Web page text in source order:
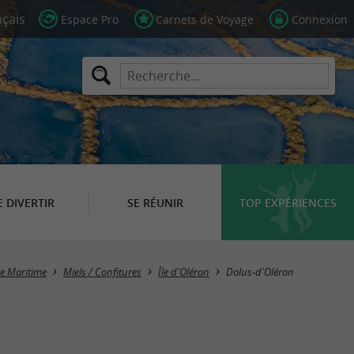
Espace Pro Carnets de Voyage Connexion
DIVERTIR SE RÉUNIR TOP EXPÉRIENCES
Masquer la carte
Maritime Miels / Confitures Île d'Oléron Dolus-d'Oléron